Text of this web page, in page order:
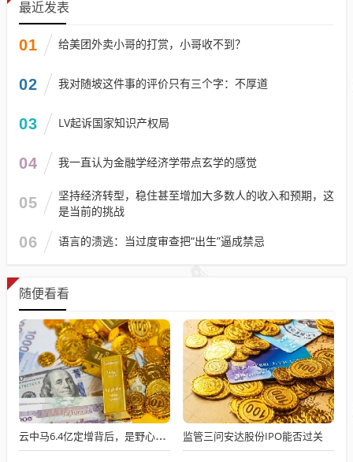
最近发表
01 给美团外卖小哥的打赏，小哥收不到？
02 我对随坡这件事的评价只有三个字：不厚道
03 LV起诉国家知识产权局
04 我一直认为金融学经济学带点玄学的感觉
05
坚持经济转型，稳住甚至增加大多数人的收入和预期，这
是当前的挑战
06 语言的溃逃：当过度审查把“出生”逼成禁忌
随便看看
云中马6.4亿定增背后，是野心还是无奈？业绩下滑30%隐忧浮现 监管三问安达股份IPO能否过关